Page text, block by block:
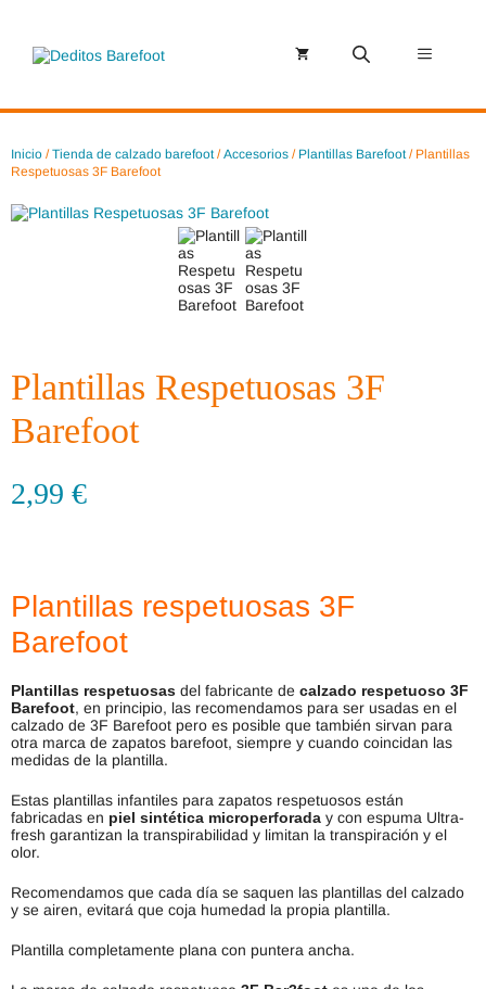
Menú
Inicio /Tienda de calzado barefoot/Accesorios / Plantillas Barefoot/ Plantillas
Respetuosas 3F Barefoot
Plantillas Respetuosas 3F
Barefoot
2,99 €
Plantillas respetuosas 3F
Barefoot
Plantillas respetuosas del fabricante de calzado respetuoso 3F
Barefoot, en principio, las recomendamos para ser usadas en el
calzado de 3F Barefoot pero es posible que también sirvan para
otra marca de zapatos barefoot, siempre y cuando coincidan las
medidas de la plantilla.
Estas plantillas infantiles para zapatos respetuosos están
fabricadas en piel sintética microperforada y con espuma Ultra-
fresh garantizan la transpirabilidad y limitan la transpiración y el
olor.
Recomendamos que cada día se saquen las plantillas del calzado
y se airen, evitará que coja humedad la propia plantilla.
Plantilla completamente plana con puntera ancha.